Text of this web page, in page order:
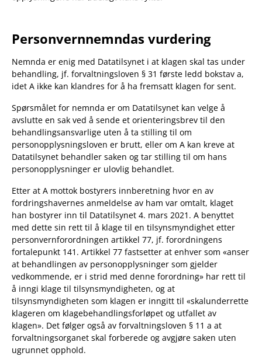
Personvernnemndas vurdering
Nemnda er enig med Datatilsynet i at klagen skal tas under
behandling, jf. forvaltningsloven § 31 første ledd bokstav a,
idet A ikke kan klandres for å ha fremsatt klagen for sent.
Spørsmålet for nemnda er om Datatilsynet kan velge å
avslutte en sak ved å sende et orienteringsbrev til den
behandlingsansvarlige uten å ta stilling til om
personopplysningsloven er brutt, eller om A kan kreve at
Datatilsynet behandler saken og tar stilling til om hans
personopplysninger er ulovlig behandlet.
Etter at A mottok bostyrers innberetning hvor en av
fordringshavernes anmeldelse av ham var omtalt, klaget
han bostyrer inn til Datatilsynet 4. mars 2021. A benyttet
med dette sin rett til å klage til en tilsynsmyndighet etter
personvernforordningen artikkel 77, jf. forordningens
fortalepunkt 141. Artikkel 77 fastsetter at enhver som «anser
at behandlingen av personopplysninger som gjelder
vedkommende, er i strid med denne forordning» har rett til
å inngi klage til tilsynsmyndigheten, og at
tilsynsmyndigheten som klagen er inngitt til «skalunderrette
klageren om klagebehandlingsforløpet og utfallet av
klagen». Det følger også av forvaltningsloven § 11 a at
forvaltningsorganet skal forberede og avgjøre saken uten
ugrunnet opphold.